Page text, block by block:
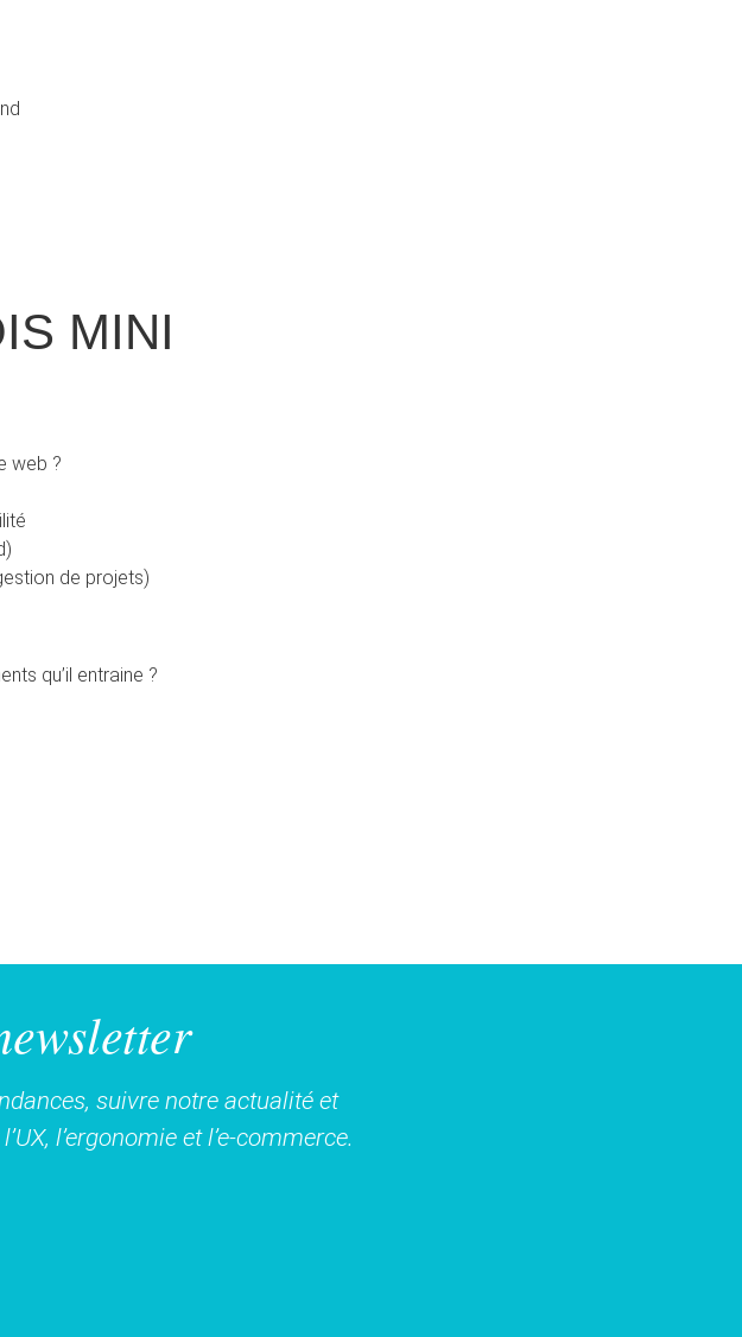
MINI
web ?
de projets)
qu’il entraine ?
suivre notre actualité et
l’ergonomie et l’e-commerce.